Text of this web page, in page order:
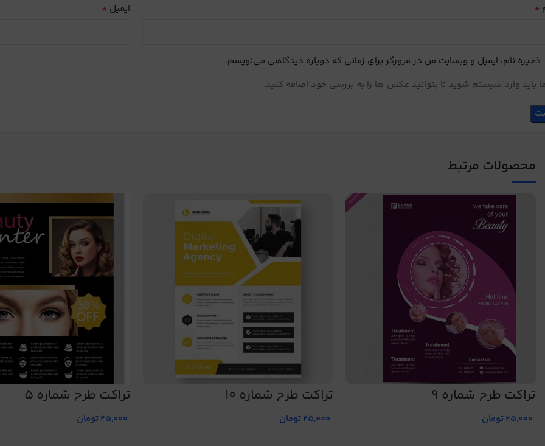
* ایمیل *
ذخیره نام، ایمیل و وبسایت من در مرورگر برای زمانی که دوباره دیدگاهی می‌نویسم.
باید وارد سیستم شوید تا بتوانید عکس ها را به بررسی خود اضافه کنید.
محصولات مرتبط
تراکت طرح شماره 9
25,000تومان
تراکت طرح شماره 10
25,000تومان
تراکت طرح شماره 5
25,000تومان